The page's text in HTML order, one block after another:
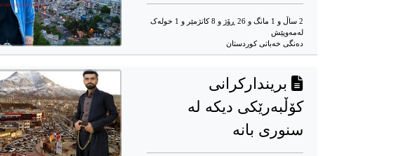
2 ساڵ و 1 مانگ و 26 ڕۆژ و 8 کاتژمێر و 1 خوله‌ک
له‌مه‌وپێش‌
دەنگی خەباتی کوردستان
بریندارکرانی
کۆڵبەرێكی دیکە لە
سنوری بانە